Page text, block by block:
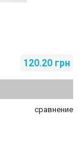
120.20 грн
сравнение